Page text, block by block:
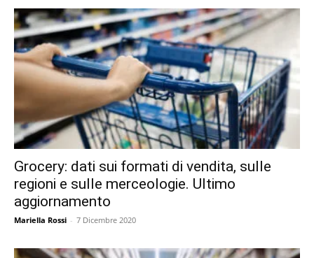
Grocery: dati sui formati di vendita, sulle
regioni e sulle merceologie. Ultimo
aggiornamento
Mariella Rossi - 7 Dicembre 2020